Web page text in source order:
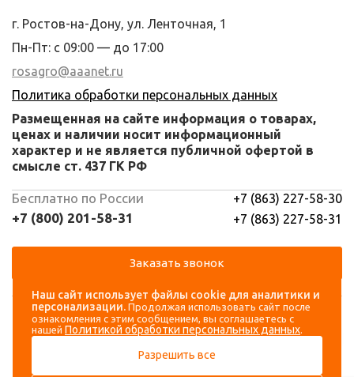
Навигация
Каталог
Аккаунт
Вход
Регистрация
г. Ростов-на-Дону, ул. Ленточная, 1
Пн-Пт: с 09:00 — до 17:00
rosagro@aaanet.ru
Политика обработки персональных данных
Размещенная на сайте информация о товарах,
ценах и наличии носит информационный
характер и не является публичной офертой в
смысле ст. 437 ГК РФ
Бесплатно по России
+7 (800) 201-58-31
+7 (863) 227-58-30
+7 (863) 227-58-31
Заказать звонок
Наш сайт использует файлы cookie для аналитики и
персонализации. Продолжая использовать сайт после
ознакомления с этим сообщением, вы соглашаетесь с
нашей Политикой обработки персональных данных.
Разрешить все